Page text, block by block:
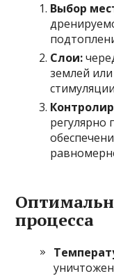
Выбор
Слои:
землей
регулярно
процесса